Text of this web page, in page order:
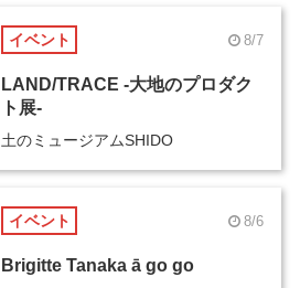
イベント 8/7
LAND/TRACE -大地のプロダク
ト展-
土のミュージアムSHIDO
イベント 8/6
Brigitte Tanaka ā go go